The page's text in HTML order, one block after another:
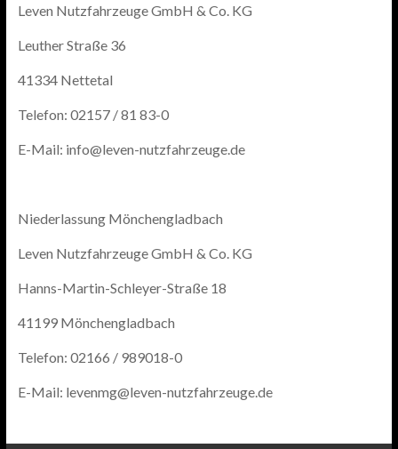
Leven Nutzfahrzeuge GmbH & Co. KG
Leuther Straße 36
41334 Nettetal
Telefon: 02157 / 81 83-0
E-Mail: info@leven-nutzfahrzeuge.de
Niederlassung Mönchengladbach
Leven Nutzfahrzeuge GmbH & Co. KG
Hanns-Martin-Schleyer-Straße 18
41199 Mönchengladbach
Telefon: 02166 / 989018-0
E-Mail: levenmg@leven-nutzfahrzeuge.de